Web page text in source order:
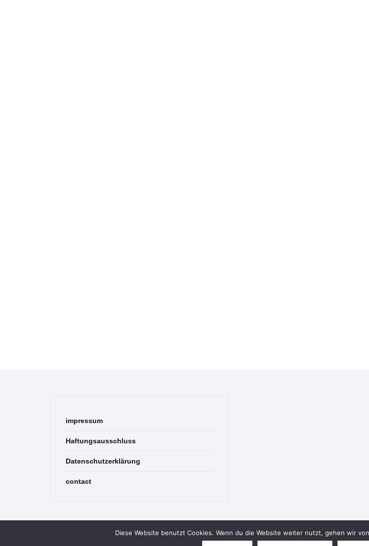
impressum
Haftungsausschluss
Datenschutzerklärung
contact
© 2026 Bookish Blades. All
Diese Website benutzt Cookies. Wenn du die Website weiter nutzt, gehen wir